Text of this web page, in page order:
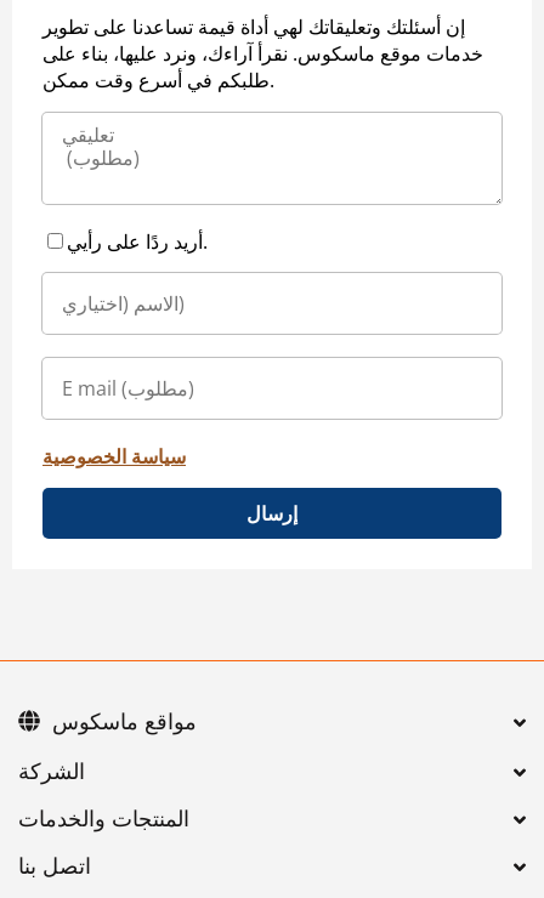
إن أسئلتك وتعليقاتك لهي أداة قيمة تساعدنا على تطوير
خدمات موقع ماسكوس. نقرأ آراءك، ونرد عليها، بناء على
طلبكم في أسرع وقت ممكن.
أريد ردًا على رأيي.
سياسة الخصوصية
إرسال
اتصل بنا
مواقع ماسكوس